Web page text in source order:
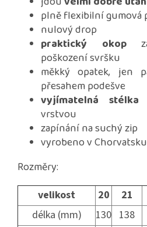
plně flexibilní gumová
nulový drop
praktický okop
poškození svršku
měkký opatek, jen
přesahem podešve
vyjímatelná stélka
vrstvou
zapínání na suchý zip
vyrobeno v Chorvatsku
Rozměry:
velikost 20 21
délka (mm)
130 138